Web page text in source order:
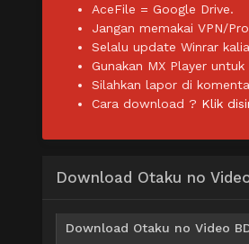
AceFile = Google Drive.
Jangan memakai VPN/
Selalu update Winrar
Gunakan MX Player
Silahkan lapor di
Cara download ? Klik
Download Otaku no
Download Otaku no Video